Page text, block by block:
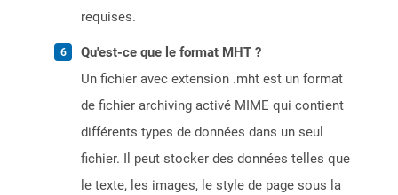
requises.
Qu'est-ce que le format MHT ?
Un fichier avec extension .mht est un format
de fichier archiving activé MIME qui contient
différents types de données dans un seul
fichier. Il peut stocker des données telles que
le texte, les images, le style de page sous la